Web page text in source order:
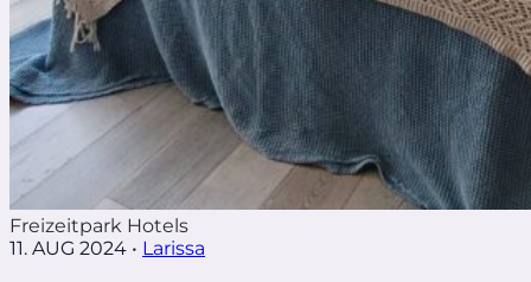
Freizeitpark Hotels
11. AUG 2024 • Larissa